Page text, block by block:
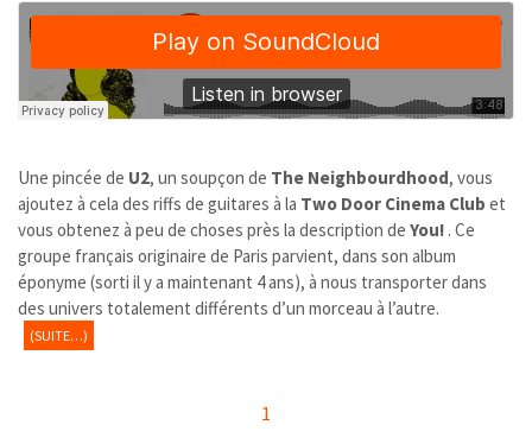
Une pincée de U2, un soupçon de The Neighbourdhood, vous
ajoutez à cela des riffs de guitares à la Two Door Cinema Club et
vous obtenez à peu de choses près la description de You! . Ce
groupe français originaire de Paris parvient, dans son album
éponyme (sorti il y a maintenant 4 ans), à nous transporter dans
des univers totalement différents d’un morceau à l’autre.
(SUITE…)
1